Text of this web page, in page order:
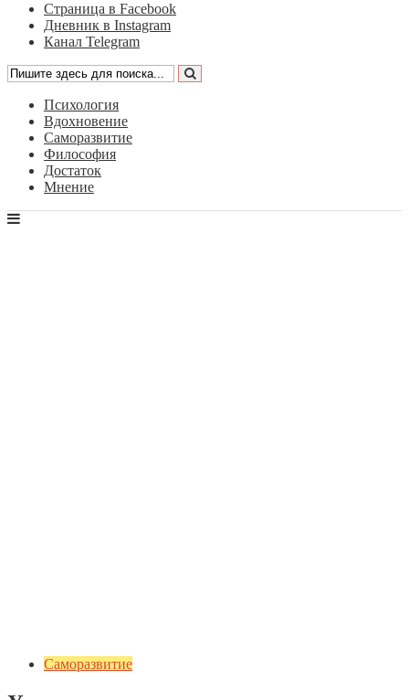
Страница в Facebook
Дневник в Instagram
Канал Telegram
Психология
Вдохновение
Саморазвитие
Философия
Достаток
Мнение
Саморазвитие